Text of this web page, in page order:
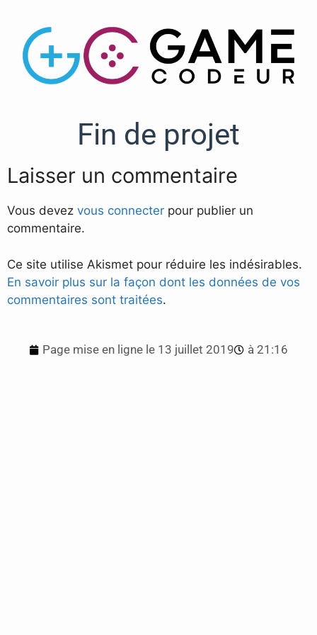
Fin de projet
Laisser un commentaire
Vous devez vous connecter pour publier un
commentaire.
Ce site utilise Akismet pour réduire les indésirables.
En savoir plus sur la façon dont les données de vos
commentaires sont traitées.
Page mise en ligne le 13 juillet 2019 à 21:16